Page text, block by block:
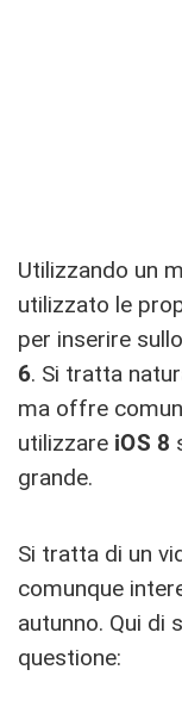
Utilizzando un
utilizzato le
per inserire
6. Si tratta
ma offre
utilizzare iOS 8
grande.
Si tratta di un
comunque
autunno. Qui di
questione: